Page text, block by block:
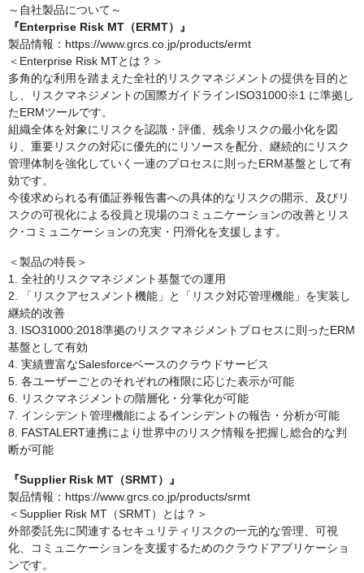
～自社製品について～
『Enterprise Risk MT（ERMT）』
製品情報：https://www.grcs.co.jp/products/ermt
＜Enterprise Risk MTとは？＞
多角的な利用を踏まえた全社的リスクマネジメントの提供を目的と
し、リスクマネジメントの国際ガイドラインISO31000※1 に準拠し
たERMツールです。
組織全体を対象にリスクを認識・評価、残余リスクの最小化を図
り、重要リスクの対応に優先的にリソースを配分、継続的にリスク
管理体制を強化していく一連のプロセスに則ったERM基盤として有
効です。
今後求められる有価証券報告書への具体的なリスクの開示、及びリ
スクの可視化による役員と現場のコミュニケーションの改善とリス
ク･コミュニケーションの充実・円滑化を支援します。
＜製品の特長＞
1. 全社的リスクマネジメント基盤での運用
2. 「リスクアセスメント機能」と「リスク対応管理機能」を実装し
継続的改善
3. ISO31000:2018準拠のリスクマネジメントプロセスに則ったERM
基盤として有効
4. 実績豊富なSalesforceベースのクラウドサービス
5. 各ユーザーごとのそれぞれの権限に応じた表示が可能
6. リスクマネジメントの階層化・分掌化が可能
7. インシデント管理機能によるインシデントの報告・分析が可能
8. FASTALERT連携により世界中のリスク情報を把握し総合的な判
断が可能
『Supplier Risk MT（SRMT）』
製品情報：https://www.grcs.co.jp/products/srmt
＜Supplier Risk MT（SRMT）とは？＞
外部委託先に関連するセキュリティリスクの一元的な管理、可視
化、コミュニケーションを支援するためのクラウドアプリケーショ
ンです。